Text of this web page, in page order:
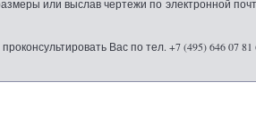
или выслав чертежи по электронной почте
Вас по тел. +7 (495) 646 07